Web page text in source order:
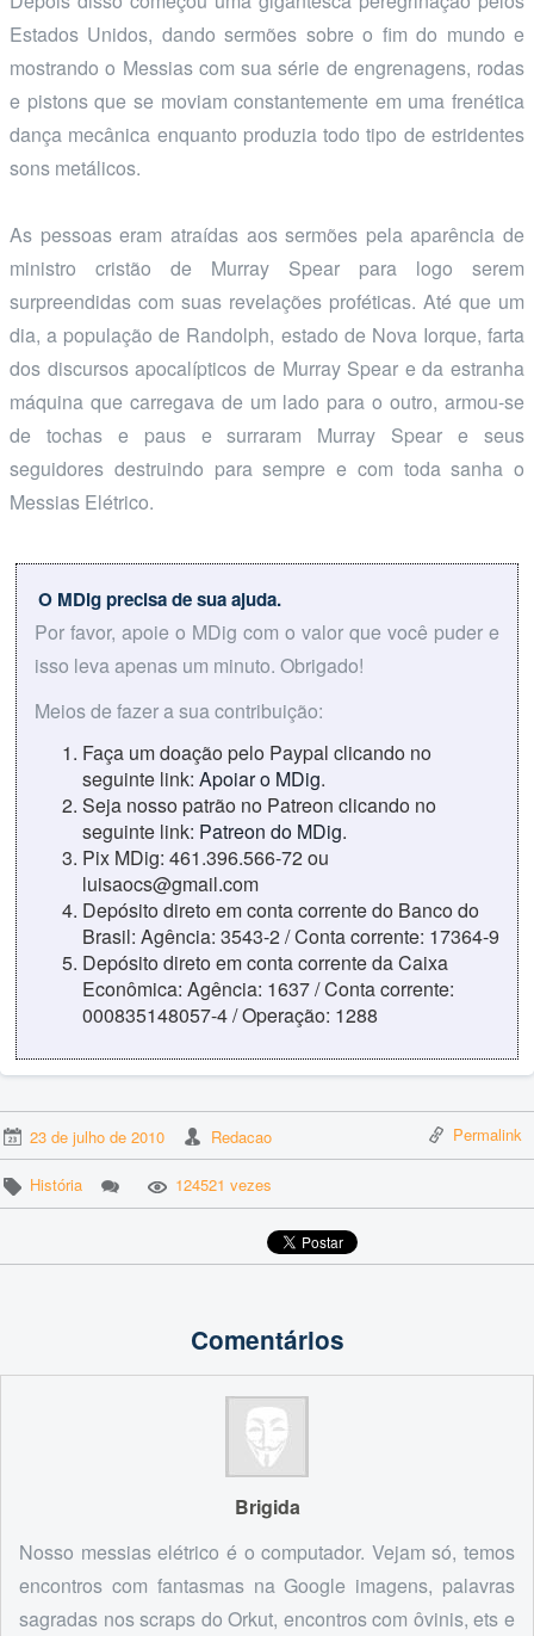
Estados Unidos, dando sermões sobre o fim do mundo e
mostrando o Messias com sua série de engrenagens, rodas
e pistons que se moviam constantemente em uma frenética
dança mecânica enquanto produzia todo tipo de estridentes
sons metálicos.
As pessoas eram atraídas aos sermões pela aparência de
ministro cristão de Murray Spear para logo serem
surpreendidas com suas revelações proféticas. Até que um
dia, a população de Randolph, estado de Nova Iorque, farta
dos discursos apocalípticos de Murray Spear e da estranha
máquina que carregava de um lado para o outro, armou-se
de tochas e paus e surraram Murray Spear e seus
seguidores destruindo para sempre e com toda sanha o
Messias Elétrico.
O MDig precisa de sua ajuda.
Por favor, apoie o MDig com o valor que você puder e
isso leva apenas um minuto. Obrigado!
Meios de fazer a sua contribuição:
Faça um doação pelo Paypal clicando no
seguinte link: Apoiar o MDig.
Seja nosso patrão no Patreon clicando no
seguinte link: Patreon do MDig.
Pix MDig: 461.396.566-72 ou
luisaocs@gmail.com
Depósito direto em conta corrente do Banco do
Brasil: Agência: 3543-2 / Conta corrente: 17364-9
Depósito direto em conta corrente da Caixa
Econômica: Agência: 1637 / Conta corrente:
000835148057-4 / Operação: 1288
23 de julho de 2010 Redacao Permalink
História 124521 vezes
Comentários
Brigida
Nosso messias elétrico é o computador. Vejam só, temos
encontros com fantasmas na Google imagens, palavras
sagradas nos scraps do Orkut, encontros com ôvinis, ets e